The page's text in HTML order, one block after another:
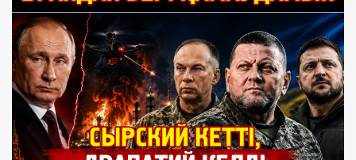
Qonaevtağı Sadırbay isi: sotta subsidiya, qwzıret jäne tergeu
sapasına qatıstı mäseleler köterildi
1 ay bwrın
«Äbil». Wlttıñ joqtauı jäne aşı ömirdiñ aşınğan üni
1 ay bwrın
Atıraudıñ subsidiyası, Almatınıñ aktisi: Almasbek Sadırbay
isindegi zañsızdıqtar
1 ay bwrın